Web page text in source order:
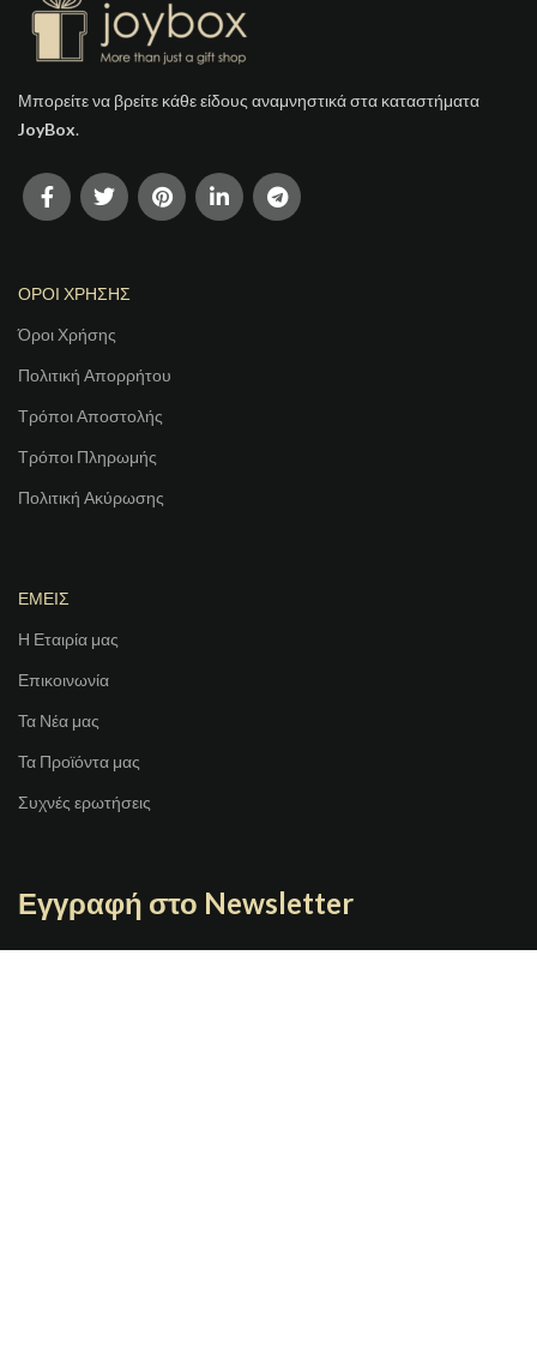
Μπορείτε να βρείτε κάθε είδους αναμνηστικά στα καταστήματα
JoyBox.
ΟΡΟΙ ΧΡΗΣΗΣ
Όροι Χρήσης
Πολιτική Απορρήτου
Τρόποι Αποστολής
Τρόποι Πληρωμής
Πολιτική Ακύρωσης
ΕΜΕΙΣ
Η Εταιρία μας
Επικοινωνία
Τα Νέα μας
Τα Προϊόντα μας
Συχνές ερωτήσεις
Εγγραφή στο Newsletter